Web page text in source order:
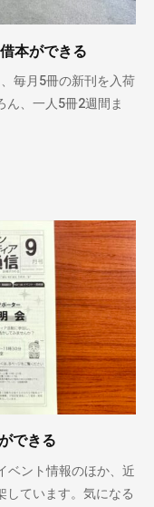
本ができる
毎月5冊の新刊を入荷
ん、一人5冊2週間ま
できる
ベント情報のほか、近
しています。気になる